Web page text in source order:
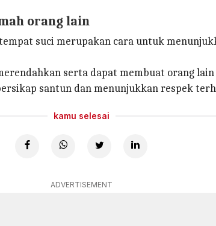
orang lain
suci merupakan cara untuk
serta dapat membuat orang
santun dan menunjukkan respek
kamu selesai
ADVERTISEMENT